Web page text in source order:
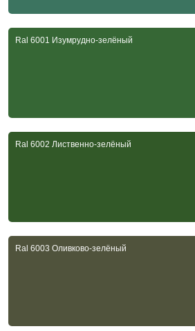
Ral 6001 Изумрудно-зелёный
Ral 6002 Лиственно-зелёный
Ral 6003 Оливково-зелёный